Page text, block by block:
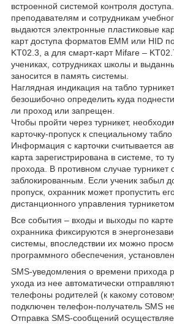
встроенной системой контроля
преподавателям и сотрудникам
выдаются электронные пластиковые
карт доступа форматов EMM или HID
KT02.3, а для смарт-карт Mifare –
учениках, сотрудниках школы и
заносится в память системы.
Наглядная индикация на табло
безошибочно определить куда
ли проход или запрещен.
Чтобы пройти через турникет,
карточку-пропуск к специальному табло
Информация с карточки считывается
карта зарегистрирована в системе, то
прохода. В противном случае турникет
заблокированным. Если ученик забыл
пропуск, охранник может пропустить
дистанционного управления турникетом.
Все события – входы и выходы по
охранника фиксируются в
системы, впоследствии их можно
программного обеспечения,
SMS-уведомления о времени прихода
ухода из нее автоматически
телефоны родителей (к какому
подключен телефон-получатель SMS
Отправка SMS-сообщений